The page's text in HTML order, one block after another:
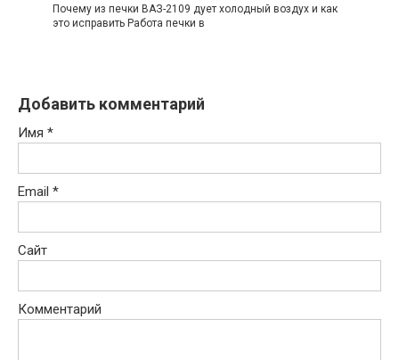
Почему из печки ВАЗ-2109 дует холодный воздух и как
это исправить Работа печки в
Добавить комментарий
Имя *
Email *
Сайт
Комментарий